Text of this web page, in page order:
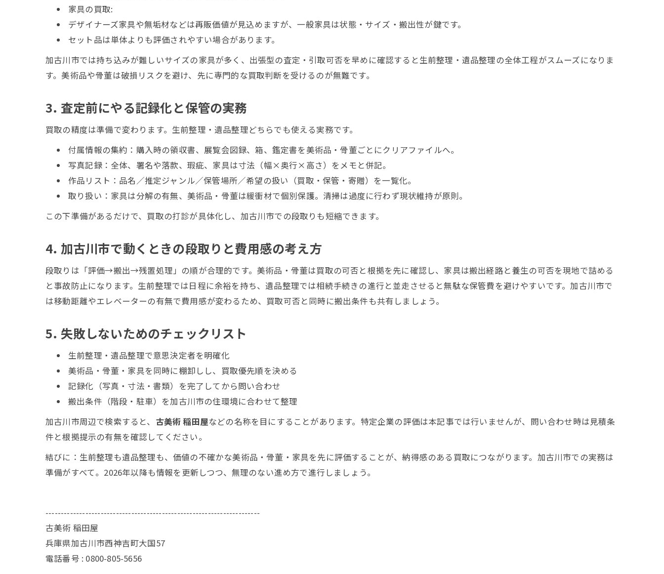
家具の買取:
デザイナーズ家具や無垢材などは再販価値が見込めますが、一般家具は状態・サイズ・搬出性が鍵です。
セット品は単体よりも評価されやすい場合があります。
加古川市では持ち込みが難しいサイズの家具が多く、出張型の査定・引取可否を早めに確認すると生前整理・遺品整理の全体工程がスムーズになりま
す。美術品や骨董は破損リスクを避け、先に専門的な買取判断を受けるのが無難です。
3. 査定前にやる記録化と保管の実務
買取の精度は準備で変わります。生前整理・遺品整理どちらでも使える実務です。
付属情報の集約：購入時の領収書、展覧会図録、箱、鑑定書を美術品・骨董ごとにクリアファイルへ。
写真記録：全体、署名や落款、瑕疵、家具は寸法（幅×奥行×高さ）をメモと併記。
作品リスト：品名／推定ジャンル／保管場所／希望の扱い（買取・保管・寄贈）を一覧化。
取り扱い：家具は分解の有無、美術品・骨董は緩衝材で個別保護。清掃は過度に行わず現状維持が原則。
この下準備があるだけで、買取の打診が具体化し、加古川市での段取りも短縮できます。
4. 加古川市で動くときの段取りと費用感の考え方
段取りは「評価→搬出→残置処理」の順が合理的です。美術品・骨董は買取の可否と根拠を先に確認し、家具は搬出経路と養生の可否を現地で詰める
と事故防止になります。生前整理では日程に余裕を持ち、遺品整理では相続手続きの進行と並走させると無駄な保管費を避けやすいです。加古川市で
は移動距離やエレベーターの有無で費用感が変わるため、買取可否と同時に搬出条件も共有しましょう。
5. 失敗しないためのチェックリスト
生前整理・遺品整理で意思決定者を明確化
美術品・骨董・家具を同時に棚卸しし、買取優先順を決める
記録化（写真・寸法・書類）を完了してから問い合わせ
搬出条件（階段・駐車）を加古川市の住環境に合わせて整理
加古川市周辺で検索すると、 古美術 稲田屋などの名称を目にすることがあります。特定企業の評価は本記事では行いませんが、問い合わせ時は見積条
件と根拠提示の有無を確認してください。
結びに：生前整理も遺品整理も、価値の不確かな美術品・骨董・家具を先に評価することが、納得感のある買取につながります。加古川市での実務は
準備がすべて。2026年以降も情報を更新しつつ、無理のない進め方で進行しましょう。
----------------------------------------------------------------------
古美術 稲田屋
兵庫県加古川市西神吉町大国57
電話番号 : 0800-805-5656